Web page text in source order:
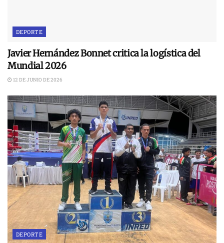
DEPORTE
Javier Hernández Bonnet critica la logística del
Mundial 2026
12 DE JUNIO DE 2026
DEPORTE